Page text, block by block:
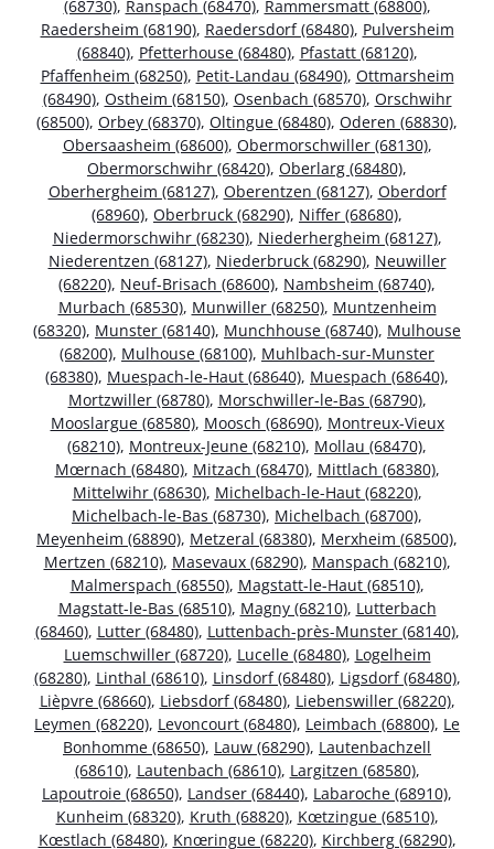
(68730), Ranspach (68470), Rammersmatt (68800),
Raedersheim (68190), Raedersdorf (68480), Pulversheim
(68840), Pfetterhouse (68480), Pfastatt (68120),
Pfaffenheim (68250), Petit-Landau (68490), Ottmarsheim
(68490), Ostheim (68150), Osenbach (68570), Orschwihr
(68500), Orbey (68370), Oltingue (68480), Oderen (68830),
Obersaasheim (68600), Obermorschwiller (68130),
Obermorschwihr (68420), Oberlarg (68480),
Oberhergheim (68127), Oberentzen (68127), Oberdorf
(68960), Oberbruck (68290), Niffer (68680),
Niedermorschwihr (68230), Niederhergheim (68127),
Niederentzen (68127), Niederbruck (68290), Neuwiller
(68220), Neuf-Brisach (68600), Nambsheim (68740),
Murbach (68530), Munwiller (68250), Muntzenheim
(68320), Munster (68140), Munchhouse (68740), Mulhouse
(68200), Mulhouse (68100), Muhlbach-sur-Munster
(68380), Muespach-le-Haut (68640), Muespach (68640),
Mortzwiller (68780), Morschwiller-le-Bas (68790),
Mooslargue (68580), Moosch (68690), Montreux-Vieux
(68210), Montreux-Jeune (68210), Mollau (68470),
Mœrnach (68480), Mitzach (68470), Mittlach (68380),
Mittelwihr (68630), Michelbach-le-Haut (68220),
Michelbach-le-Bas (68730), Michelbach (68700),
Meyenheim (68890), Metzeral (68380), Merxheim (68500),
Mertzen (68210), Masevaux (68290), Manspach (68210),
Malmerspach (68550), Magstatt-le-Haut (68510),
Magstatt-le-Bas (68510), Magny (68210), Lutterbach
(68460), Lutter (68480), Luttenbach-près-Munster (68140),
Luemschwiller (68720), Lucelle (68480), Logelheim
(68280), Linthal (68610), Linsdorf (68480), Ligsdorf (68480),
Lièpvre (68660), Liebsdorf (68480), Liebenswiller (68220),
Leymen (68220), Levoncourt (68480), Leimbach (68800), Le
Bonhomme (68650), Lauw (68290), Lautenbachzell
(68610), Lautenbach (68610), Largitzen (68580),
Lapoutroie (68650), Landser (68440), Labaroche (68910),
Kunheim (68320), Kruth (68820), Kœtzingue (68510),
Kœstlach (68480), Knœringue (68220), Kirchberg (68290),